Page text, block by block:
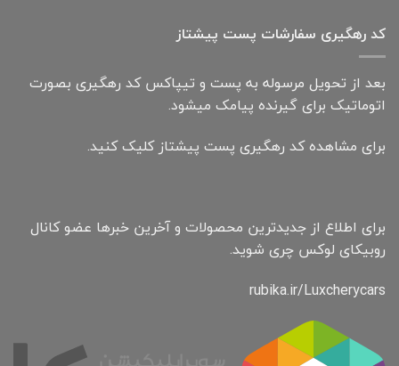
کد رهگیری سفارشات پست پیشتاز
بعد از تحویل مرسوله به پست و تیپاکس کد رهگیری بصورت
اتوماتیک برای گیرنده پیامک میشود.
برای مشاهده کد رهگیری پست پیشتاز کلیک کنید.
برای اطلاع از جدیدترین محصولات و آخرین خبرها عضو کانال
روبیکای لوکس چری شوید.
rubika.ir/Luxcherycars